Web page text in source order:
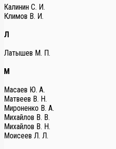
Калинин С. И.
Климов В. И.
Л
Латышев М. П.
М
Масаев Ю. А.
Матвеев В. Н.
Мироненко В. А.
Михайлов В. В.
Михайлов В. Н.
Моисеев Л. Л.